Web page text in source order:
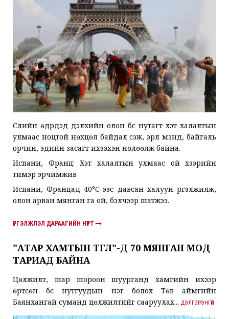
Сүүлийн өдрүүдэд дэлхийн олон бүс нутагт хэт халалтын
улмаас ноцтой нөхцөл байдал үүсэж, эрүүл мэнд, байгаль
орчин, эдийн засагт ихээхэн нөлөөлж байна.
Испани, Франц: Хэт халалтын улмаас ой хээрийн
түймэр эрчимжив
Испани, Францад 40°C-ээс давсан халуун үргэлжилж,
олон арван мянган га ой, бэлчээр шатжээ.
ҮРГЭЛЖЛЭЛ ДАРААГИЙН НҮҮРТ
"АТАР ХАМТЫН ТӨГӨЛ"-Д 70 МЯНГАН МОД
ТАРИАД БАЙНА
Цөлжилт, шар шороон шуурганд хамгийн ихээр
өртсөн бүс нутгуудын нэг болох Төв аймгийн
Баянхангай суманд цөлжилтийг сааруулах... ДЭЛГЭРЭНГҮЙ